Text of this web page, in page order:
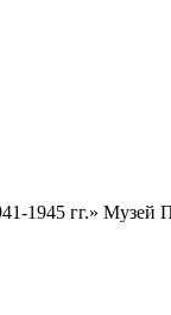
1945 гг.» Музей